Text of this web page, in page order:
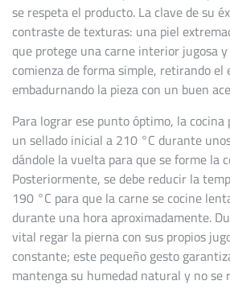
se respeta el producto. La clave de su
contraste de texturas: una piel
que protege una carne interior jugosa
comienza de forma simple, retirando el
embadurnando la pieza con un buen
Para lograr ese punto óptimo, la
un sellado inicial a 210 °C durante
dándole la vuelta para que se forme la
Posteriormente, se debe reducir la
190 °C para que la carne se cocine
durante una hora aproximadamente.
vital regar la pierna con sus propios
constante; este pequeño gesto
mantenga su humedad natural y no se